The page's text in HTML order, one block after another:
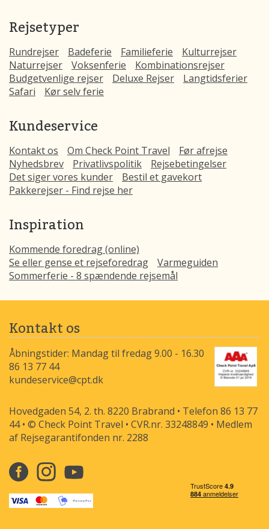
Rejsetyper
Rundrejser Badeferie Familieferie
Kulturrejser
Naturrejser
Voksenferie
Kombinationsrejser
Budgetvenlige rejser
Deluxe Rejser
Langtidsferier
Safari
Kør selv ferie
Kundeservice
Kontakt os Om Check Point Travel
Før afrejse
Nyhedsbrev
Privatlivspolitik
Rejsebetingelser
Det siger vores kunder
Bestil et gavekort
Pakkerejser - Find rejse her
Inspiration
Kommende foredrag (online)
Se eller gense et rejseforedrag
Varmeguiden
Sommerferie - 8 spændende rejsemål
Kontakt os
Åbningstider: Mandag til fredag 9.00 - 16.30
86 13 77 44
kundeservice@cpt.dk
Hovedgaden 54, 2. th. 8220 Brabrand • Telefon 86 13 77
44 • © Check Point Travel • CVR.nr. 33248849 • Medlem
af Rejsegarantifonden nr. 2288